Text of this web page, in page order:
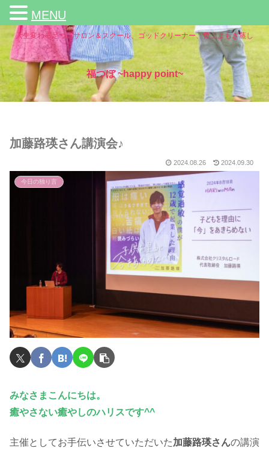
人生変わる足つぼサロン＆スクール、ゴッドクリーナー、黄土よもぎ蒸し
福つぼ ~happy point~
加藤路瑛さん講演会♪
2024.08.26 2024.09.30
今日の独り言
みなさまこんにちは。
癒やさない癒やしのハリスです^^
主催としてお手伝いさせていただいた加藤路瑛さんの講演
MENU